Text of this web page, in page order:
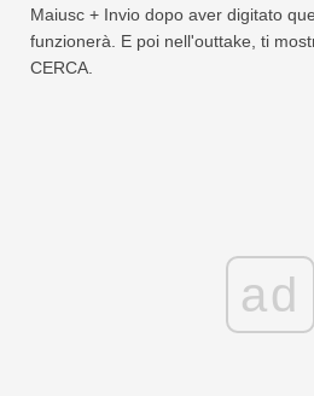
Maiusc + Invio dopo aver digitato
funzionerà. E poi nell'outtake, ti
CERCA.
ad